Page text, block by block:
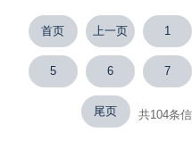
首页 上一页 1
5 6 7
尾页 共104条